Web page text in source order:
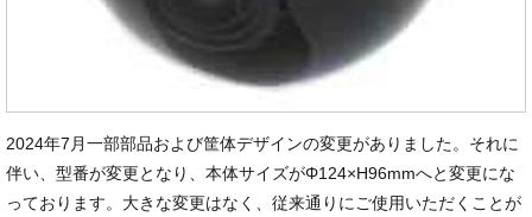
2024年7月一部部品および筐体デザインの変更がありました。それに
伴い、型番が変更となり、本体サイズがΦ124×H96mmへと変更にな
っております。大きな変更はなく、従来通りにご使用いただくことが